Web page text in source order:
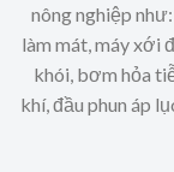
nông nghiệp
làm mát, máy xới
khói, bơm hỏa
khí, đầu phun áp